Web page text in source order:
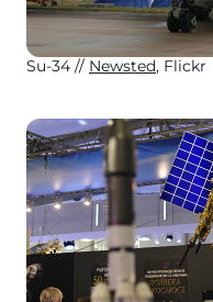
Su-34 Newsted, Flickr